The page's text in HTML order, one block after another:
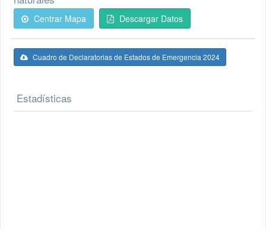
Centrar Mapa Descargar Datos
Cuadro de Declaratorias de Estados de Emergencia 2024
Estadísticas